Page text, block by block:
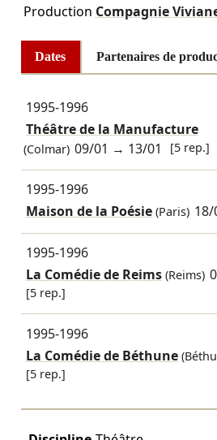
Production Compagnie
Dates Partenaires de
1995-1996
Théâtre de la Manufacture
(Colmar) 09/01 → 13/01 [5 rep.]
1995-1996
Maison de la Poésie(Paris) 18/
1995-1996
La Comédie de Reims(Reims)
[5 rep.]
1995-1996
La Comédie de Béthune
[5 rep.]